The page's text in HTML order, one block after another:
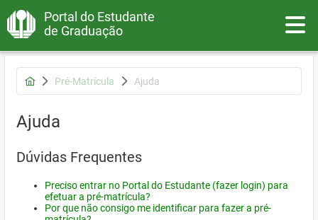
Portal do Estudante
de Graduação
Pré-Matrícula Ajuda
Ajuda
Dúvidas Frequentes
Preciso entrar no Portal do Estudante (fazer login) para
efetuar a pré-matrícula?
Por que não consigo me identificar para fazer a pré-